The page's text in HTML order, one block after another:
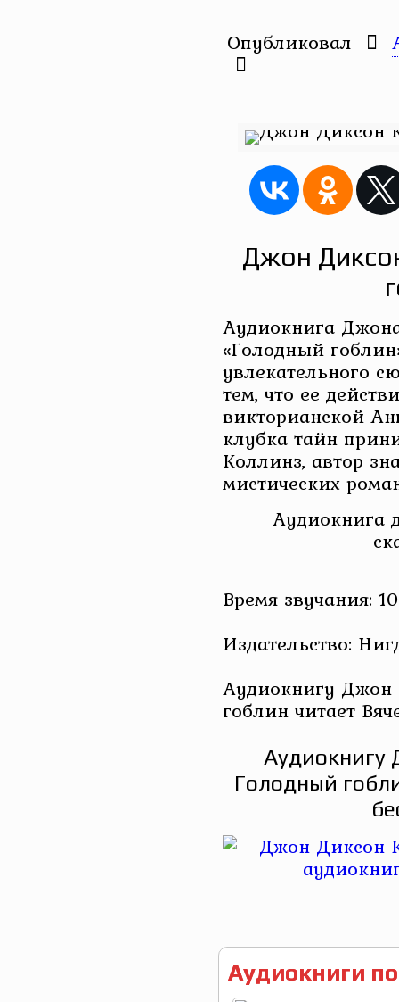
Опубликовал
Джон
Аудиокнига
«Голодный
увлекательного
тем, что ее
викторианской
клубка тайн
Коллинз, автор
мистических
Аудиокнига
Время звучания:
Издательство:
Аудиокнигу Джон
гоблин читает
Аудиокнигу
Голодный
Аудиокниги